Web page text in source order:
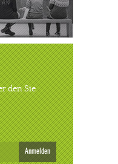
den Sie
Anmelden